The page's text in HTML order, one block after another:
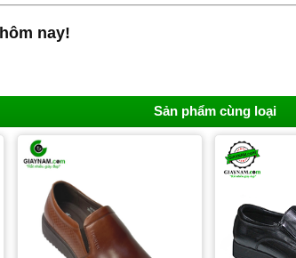
nay!
Sản phẩm cùng loại